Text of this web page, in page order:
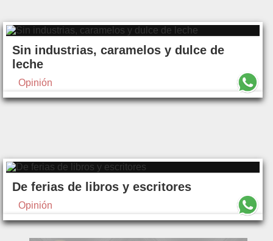
Sin industrias, caramelos y dulce de
leche
Opinión
De ferias de libros y escritores
Opinión